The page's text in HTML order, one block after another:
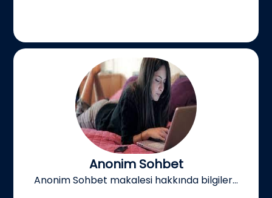
Anonim Sohbet
Anonim Sohbet makalesi hakkında bilgiler...